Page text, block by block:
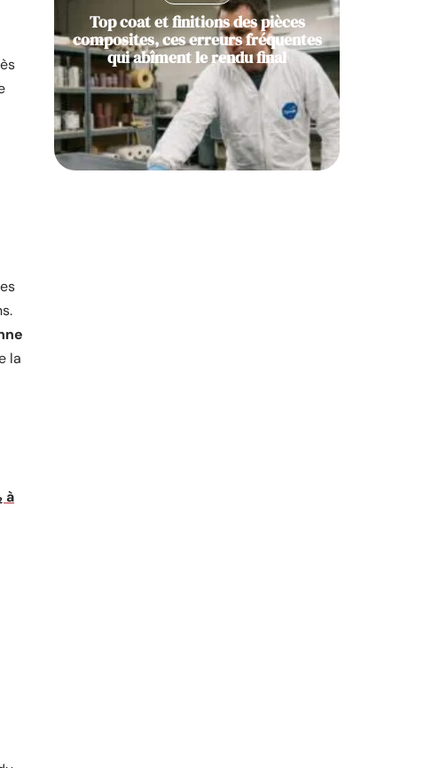
la
à
Top coat et finitions des pièces
composites, ces erreurs fréquentes
qui abîment le rendu final